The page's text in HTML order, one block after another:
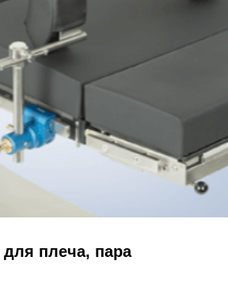
плеча, пара